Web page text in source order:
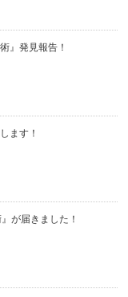
』発見報告！
ます！
が届きました！